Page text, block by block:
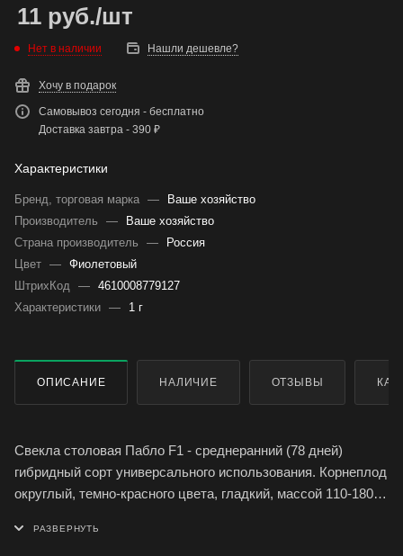
11 руб./шт
Нет в наличии Нашли дешевле?
Хочу в подарок
Самовывоз сегодня - бесплатно
Доставка завтра - 390 ₽
Характеристики
Бренд, торговая марка —
Ваше хозяйство
Производитель
—
Ваше хозяйство
Страна производитель
—
Россия
Цвет — Фиолетовый
ШтрихКод — 4610008779127
Характеристики — 1 г
ОПИСАНИЕ НАЛИЧИЕ ОТЗЫВЫ
Свекла столовая Пабло F1 - среднеранний (78 дней)
гибридный сорт универсального использования. Корнеплод
округлый, темно-красного цвета, гладкий, массой 110-180 г.
Ценность гибрида: стабильно-высокая урожайность,